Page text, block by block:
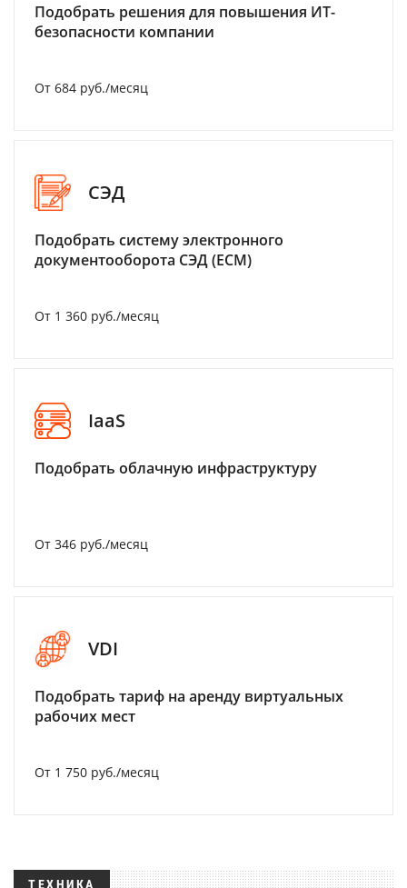
Подобрать решения для повышения ИТ-
безопасности компании
От 684 руб./месяц
СЭД
Подобрать систему электронного
документооборота СЭД (ECM)
От 1 360 руб./месяц
IaaS
Подобрать облачную инфраструктуру
От 346 руб./месяц
VDI
Подобрать тариф на аренду виртуальных
рабочих мест
От 1 750 руб./месяц
ТЕХНИКА